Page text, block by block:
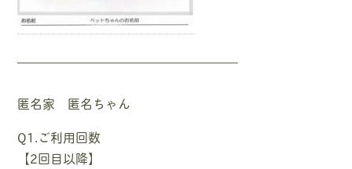
—————————————————–
匿名家 匿名ちゃん
Q1.ご利用回数
【2回目以降】